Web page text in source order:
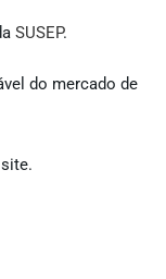
SUSEP.
do mercado de